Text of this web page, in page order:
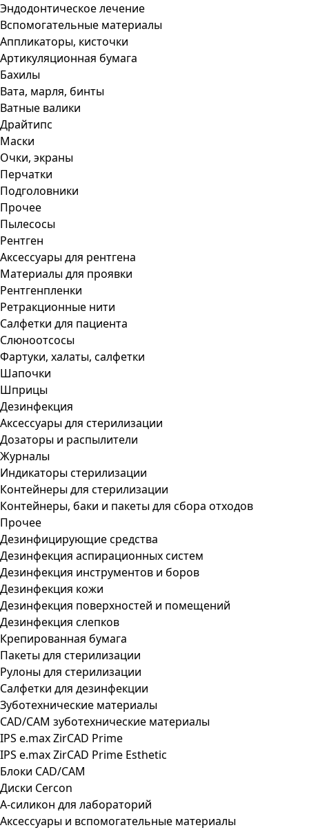
Эндодонтическое лечение
Вспомогательные материалы
Аппликаторы, кисточки
Артикуляционная бумага
Бахилы
Вата, марля, бинты
Ватные валики
Драйтипс
Маски
Очки, экраны
Перчатки
Подголовники
Прочее
Пылесосы
Рентген
Аксессуары для рентгена
Материалы для проявки
Рентгенпленки
Ретракционные нити
Салфетки для пациента
Слюноотсосы
Фартуки, халаты, салфетки
Шапочки
Шприцы
Дезинфекция
Аксессуары для стерилизации
Дозаторы и распылители
Журналы
Индикаторы стерилизации
Контейнеры для стерилизации
Контейнеры, баки и пакеты для сбора отходов
Прочее
Дезинфицирующие средства
Дезинфекция аспирационных систем
Дезинфекция инструментов и боров
Дезинфекция кожи
Дезинфекция поверхностей и помещений
Дезинфекция слепков
Крепированная бумага
Пакеты для стерилизации
Рулоны для стерилизации
Салфетки для дезинфекции
Зуботехнические материалы
CAD/CAM зуботехнические материалы
IPS e.max ZirCAD Prime
IPS e.max ZirCAD Prime Esthetic
Блоки CAD/CAM
Диски Cercon
А-силикон для лабораторий
Аксессуары и вспомогательные материалы